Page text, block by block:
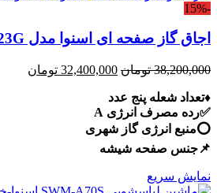
-15%
اجاق گاز صفحه ای اسنوا مدل SGH5-2323G
38,200,000 تومان قیمت
بود.
32,400,000 تومان
♦️تعداد شعله پنج عدد
✅رده مصرف انرژی A
⭕️منبع انرژی گاز شهری
📌جنس صفحه شیشه
نمایش سریع